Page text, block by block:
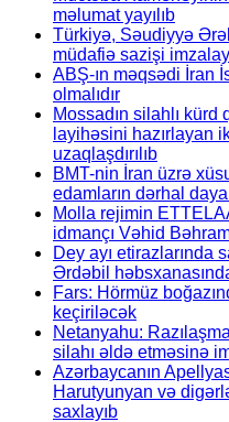
məlumat yayılıb
Türkiyə, Səudiyyə
müdafiə sazişi
ABŞ-ın məqsədi İran
olmalıdır
Mossadın silahlı kürd
layihəsini hazırlayan
uzaqlaşdırılıb
BMT-nin İran üzrə
edamların dərhal
Molla rejimin
idmançı Vəhid
Dey ayı etirazlarında
Ərdəbil
Fars: Hörmüz
keçiriləcək
Netanyahu:
silahı əldə etməsinə
Azərbaycanın
Harutyunyan və
saxlayıb